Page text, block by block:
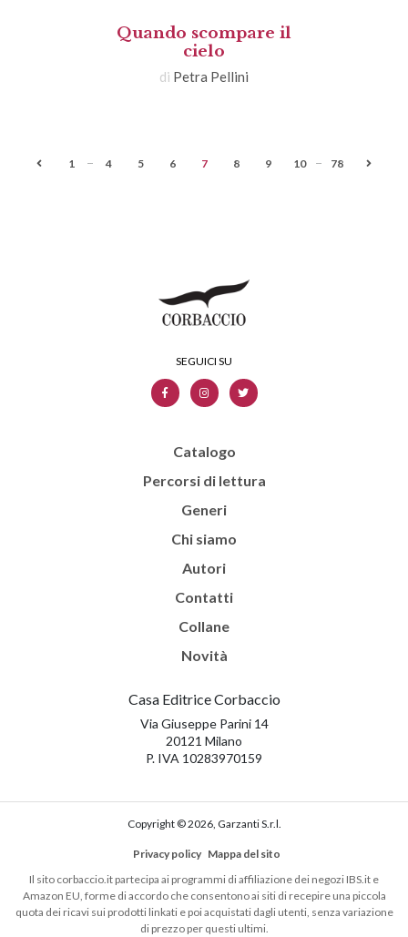
Quando scompare il
cielo
di Petra Pellini
1 4 5 6 7 8 9 10 78
Catalogo
Percorsi di lettura
Generi
Chi siamo
Autori
Contatti
Collane
Novità
Casa Editrice Corbaccio
Via Giuseppe Parini 14
20121 Milano
P. IVA 10283970159
Copyright © 2026, Garzanti S.r.l.
Privacy policy Mappa del sito
Il sito corbaccio.it partecipa ai programmi di affiliazione dei negozi IBS.it e
Amazon EU, forme di accordo che consentono ai siti di recepire una piccola
quota dei ricavi sui prodotti linkati e poi acquistati dagli utenti, senza variazione
di prezzo per questi ultimi.